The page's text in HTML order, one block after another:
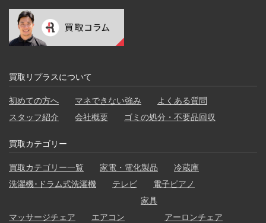
買取リプラスについて
初めての方へ マネできない強み
よくある質問
スタッフ紹介
会社概要 ゴミの処分・不要品回収
買取カテゴリー
買取カテゴリー一覧 家電・電化製品
冷蔵庫
洗濯機･ドラム式洗濯機
テレビ 電子ピアノ
マッサージチェア エアコン
家具
アーロンチェア